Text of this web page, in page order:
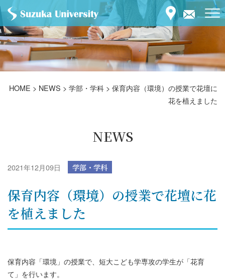
HOME > NEWS > 学部・学科 > 保育内容（環境）の授業で花壇に
花を植えました
NEWS
2021年12月09日 学部・学科
保育内容（環境）の授業で花壇に花
を植えました
保育内容「環境」の授業で、短大こども学専攻の学生が「花育
て」を行います。